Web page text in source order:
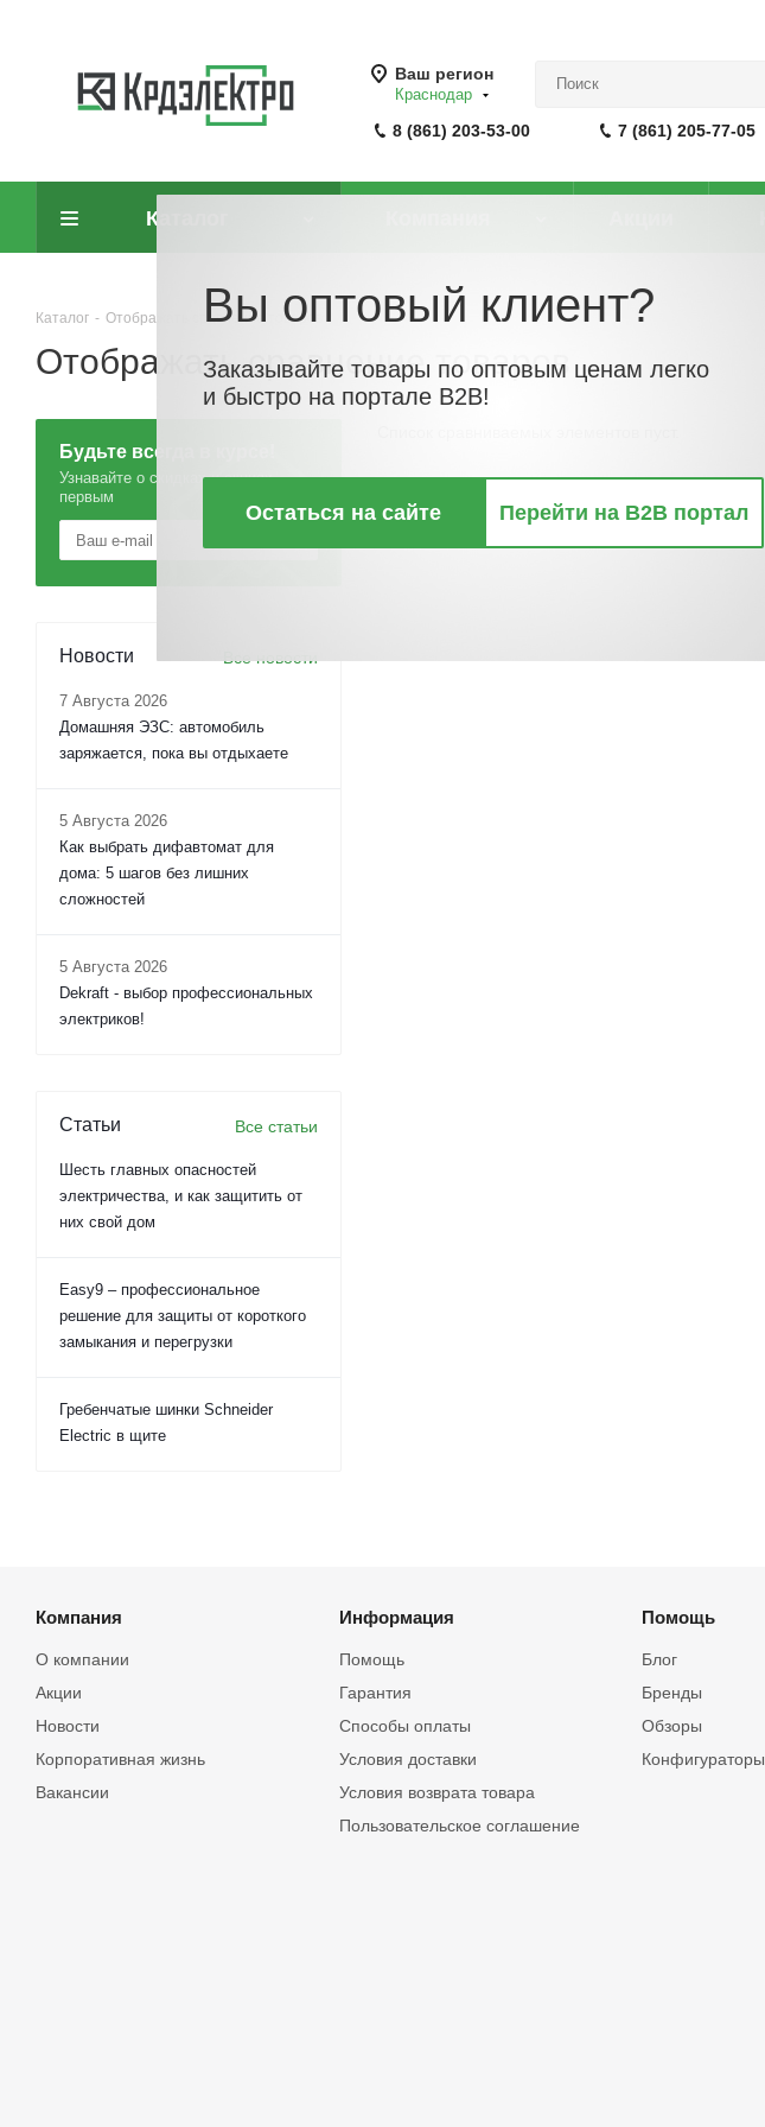
Ваш регион
Краснодар
8 (861) 203-53-00 7 (861) 205-77-05
Каталог
Каталог - Отображать сравнение товаров
Отображать сравнение товаров
Будьте всегда в курсе!
Узнавайте о скидках и акциях
первым
Новости Все новости
7 Августа 2026
Домашняя ЭЗС: автомобиль
заряжается, пока вы отдыхаете
5 Августа 2026
Как выбрать дифавтомат для
дома: 5 шагов без лишних
сложностей
5 Августа 2026
Dekraft - выбор профессиональных
электриков!
Статьи Все статьи
Шесть главных опасностей
электричества, и как защитить от
них свой дом
Easy9 – профессиональное
решение для защиты от короткого
замыкания и перегрузки
Гребенчатые шинки Schneider
Electric в щите
Компания
О компании
Акции
Новости
Корпоративная жизнь
Вакансии
Информация
Помощь
Гарантия
Способы оплаты
Условия доставки
Условия возврата товара
Пользовательское соглашение
Помощь
Блог
Бренды
Обзоры
Конфигураторы
Вы оптовый клиент?
Заказывайте товары по оптовым ценам легко
и быстро на портале B2B!
Остаться на сайте Перейти на B2B портал